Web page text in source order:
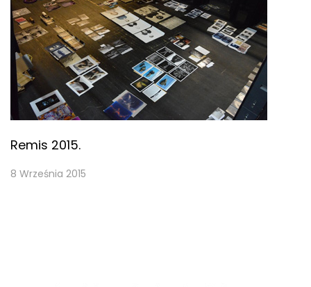
Remis 2015.
8 Września 2015